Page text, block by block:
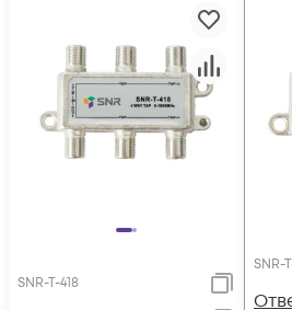
SNR-T-418
SNR-